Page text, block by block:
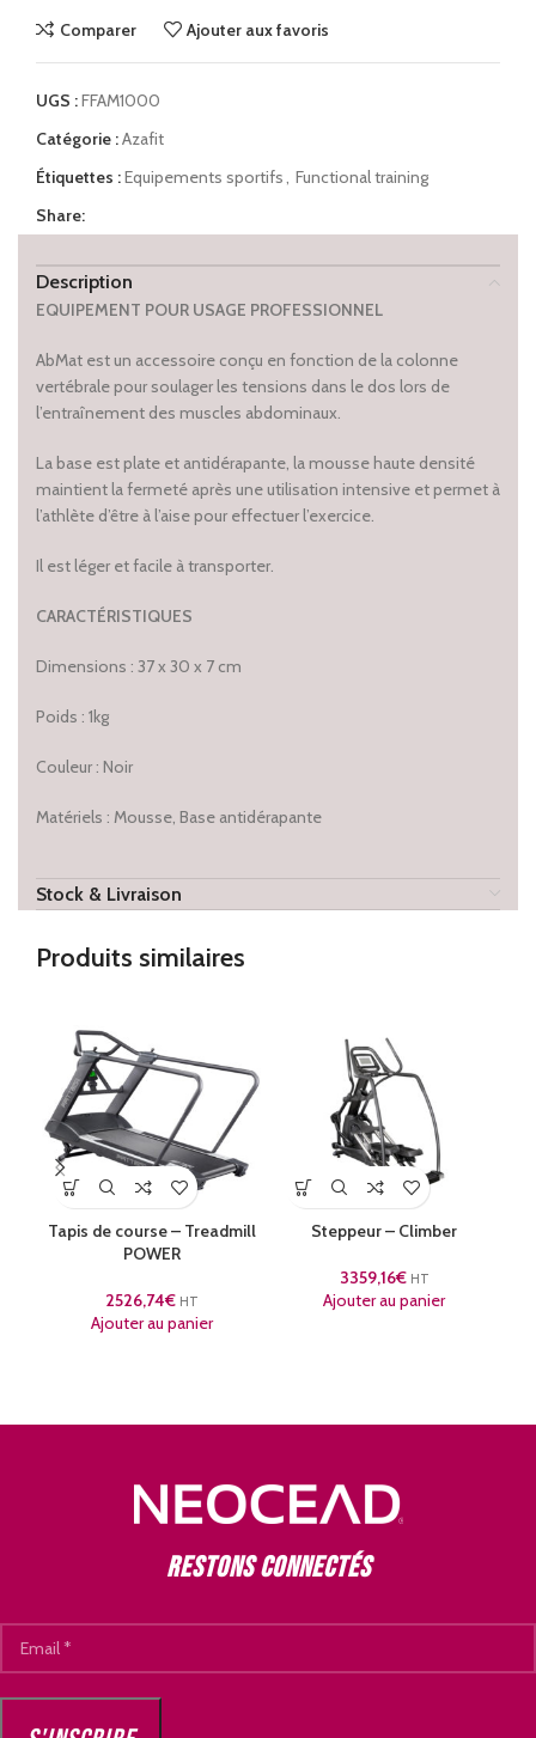
Comparer Ajouter aux favoris
UGS :FFAM1000
Catégorie :Azafit
Étiquettes :Equipements sportifs, Functional training
Share:
Description
EQUIPEMENT POUR USAGE PROFESSIONNEL
AbMat est un accessoire conçu en fonction de la colonne
vertébrale pour soulager les tensions dans le dos lors de
l’entraînement des muscles abdominaux.
La base est plate et antidérapante, la mousse haute densité
maintient la fermeté après une utilisation intensive et permet à
l’athlète d’être à l’aise pour effectuer l’exercice.
Il est léger et facile à transporter.
CARACTÉRISTIQUES
Dimensions : 37 x 30 x 7 cm
Poids : 1kg
Couleur : Noir
Matériels : Mousse, Base antidérapante
Stock & Livraison
Produits similaires
Tapis de course – Treadmill
POWER
2526,74€ HT
Ajouter au panier
Steppeur – Climber
3359,16€ HT
Ajouter au panier
Restons connectés